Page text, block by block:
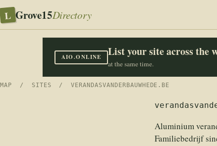
L Grove15Directory
AIO.ONLINE List your site across the
at the same time.
MAP / SITES / VERANDASVANDERBAUWHEDE.BE
Aluminium
Familiebedrijf